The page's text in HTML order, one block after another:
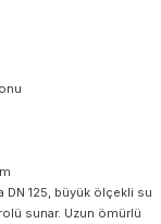
DN 125, büyük ölçekli su
sunar. Uzun ömürlü